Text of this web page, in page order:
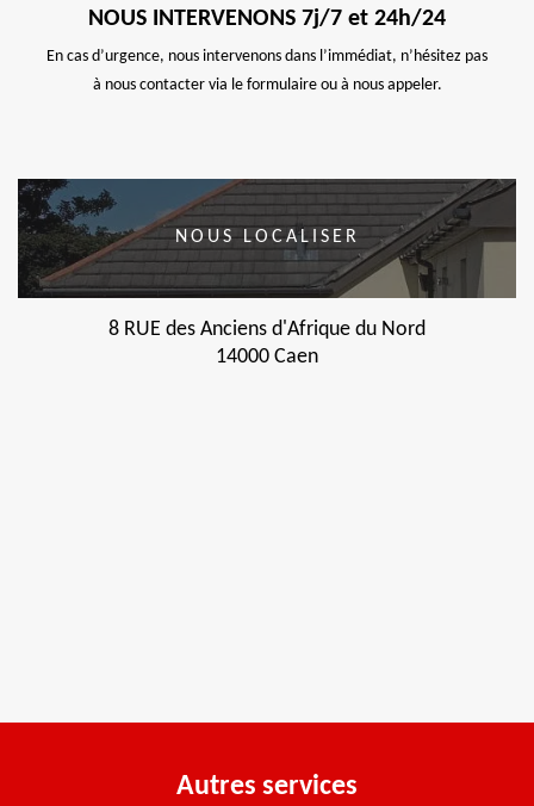
NOUS INTERVENONS 7j/7 et 24h/24
En cas d’urgence, nous intervenons dans l’immédiat, n’hésitez pas
à nous contacter via le formulaire ou à nous appeler.
NOUS LOCALISER
8 RUE des Anciens d'Afrique du Nord
14000 Caen
Autres services